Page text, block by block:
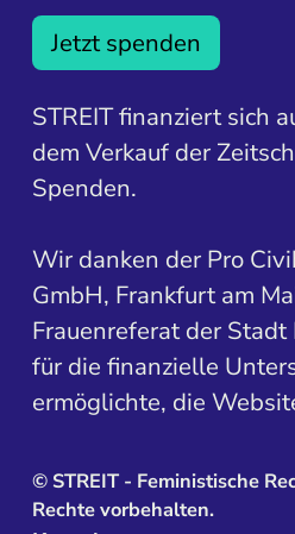
Jetzt spenden
STREIT finanziert sich
dem Verkauf der
Spenden.
Wir danken der Pro
GmbH, Frankfurt am
Frauenreferat der
für die finanzielle
ermöglichte, die
© STREIT - Feministische
Rechte vorbehalten.